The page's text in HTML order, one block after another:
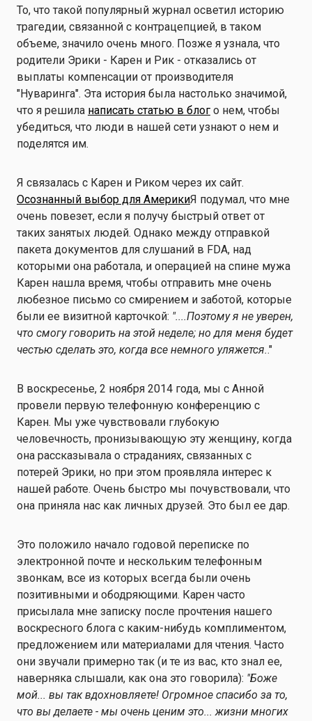
То, что такой популярный журнал осветил историю
трагедии, связанной с контрацепцией, в таком
объеме, значило очень много. Позже я узнала, что
родители Эрики - Карен и Рик - отказались от
выплаты компенсации от производителя
"Нуваринга". Эта история была настолько значимой,
что я решила написать статью в блог о нем, чтобы
убедиться, что люди в нашей сети узнают о нем и
поделятся им.
Я связалась с Карен и Риком через их сайт.
Осознанный выбор для АмерикиЯ подумал, что мне
очень повезет, если я получу быстрый ответ от
таких занятых людей. Однако между отправкой
пакета документов для слушаний в FDA, над
которыми она работала, и операцией на спине мужа
Карен нашла время, чтобы отправить мне очень
любезное письмо со смирением и заботой, которые
были ее визитной карточкой: "....Поэтому я не уверен,
что смогу говорить на этой неделе; но для меня будет
честью сделать это, когда все немного уляжется.."
В воскресенье, 2 ноября 2014 года, мы с Анной
провели первую телефонную конференцию с
Карен. Мы уже чувствовали глубокую
человечность, пронизывающую эту женщину, когда
она рассказывала о страданиях, связанных с
потерей Эрики, но при этом проявляла интерес к
нашей работе. Очень быстро мы почувствовали, что
она приняла нас как личных друзей. Это был ее дар.
Это положило начало годовой переписке по
электронной почте и нескольким телефонным
звонкам, все из которых всегда были очень
позитивными и ободряющими. Карен часто
присылала мне записку после прочтения нашего
воскресного блога с каким-нибудь комплиментом,
предложением или материалами для чтения. Часто
они звучали примерно так (и те из вас, кто знал ее,
наверняка слышали, как она это говорила): "Боже
мой... вы так вдохновляете! Огромное спасибо за то,
что вы делаете - мы очень ценим это... жизни многих